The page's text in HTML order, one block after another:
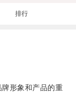
排行
形象和产品的重